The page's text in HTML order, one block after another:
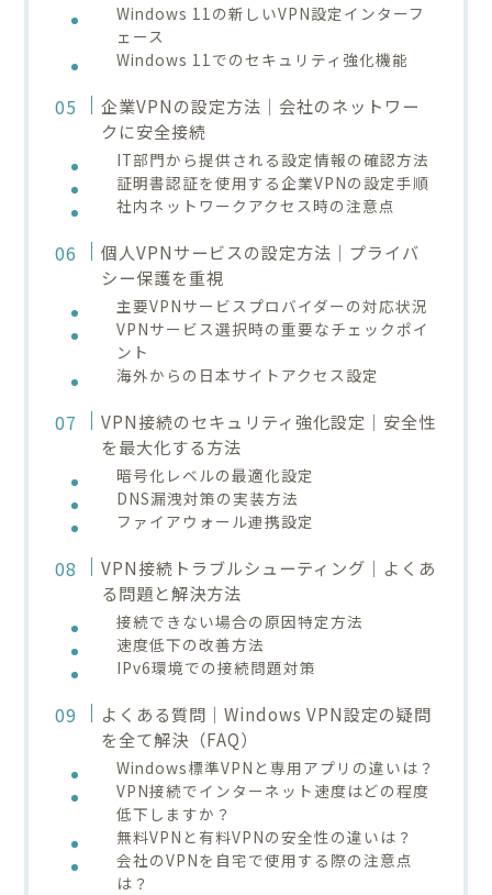
Windows 11の新しいVPN設定インターフ
ェース
Windows 11でのセキュリティ強化機能
企業VPNの設定方法｜会社のネットワー
クに安全接続
IT部門から提供される設定情報の確認方法
証明書認証を使用する企業VPNの設定手順
社内ネットワークアクセス時の注意点
個人VPNサービスの設定方法｜プライバ
シー保護を重視
主要VPNサービスプロバイダーの対応状況
VPNサービス選択時の重要なチェックポイ
ント
海外からの日本サイトアクセス設定
VPN接続のセキュリティ強化設定｜安全性
を最大化する方法
暗号化レベルの最適化設定
DNS漏洩対策の実装方法
ファイアウォール連携設定
VPN接続トラブルシューティング｜よくあ
る問題と解決方法
接続できない場合の原因特定方法
速度低下の改善方法
IPv6環境での接続問題対策
よくある質問｜Windows VPN設定の疑問
を全て解決（FAQ）
Windows標準VPNと専用アプリの違いは？
VPN接続でインターネット速度はどの程度
低下しますか？
無料VPNと有料VPNの安全性の違いは？
会社のVPNを自宅で使用する際の注意点
は？